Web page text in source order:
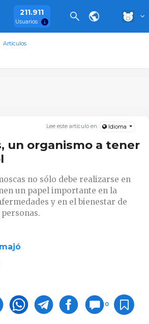
211.911
Usuarios
Artículos
Lee este artículo en: Idioma
un organismo a tener
no sólo debe realizarse en
un papel importante en la
y en el bienestar de
0